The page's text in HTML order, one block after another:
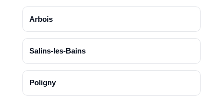
Arbois
Salins-les-Bains
Poligny